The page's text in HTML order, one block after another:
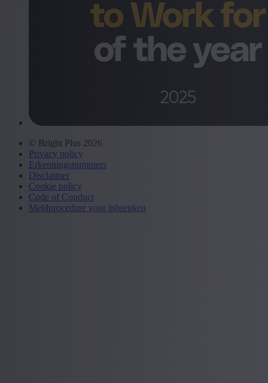
© Bright Plus 2026
Privacy policy
Erkenningsnummers
Disclaimer
Cookie policy
Code of Conduct
Meldprocedure voor inbreuken